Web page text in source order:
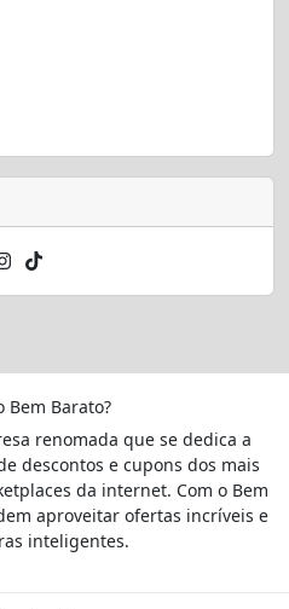
Bem Barato?
renomada que se dedica a
descontos e cupons dos mais
da internet. Com o Bem
aproveitar ofertas incríveis e
inteligentes.